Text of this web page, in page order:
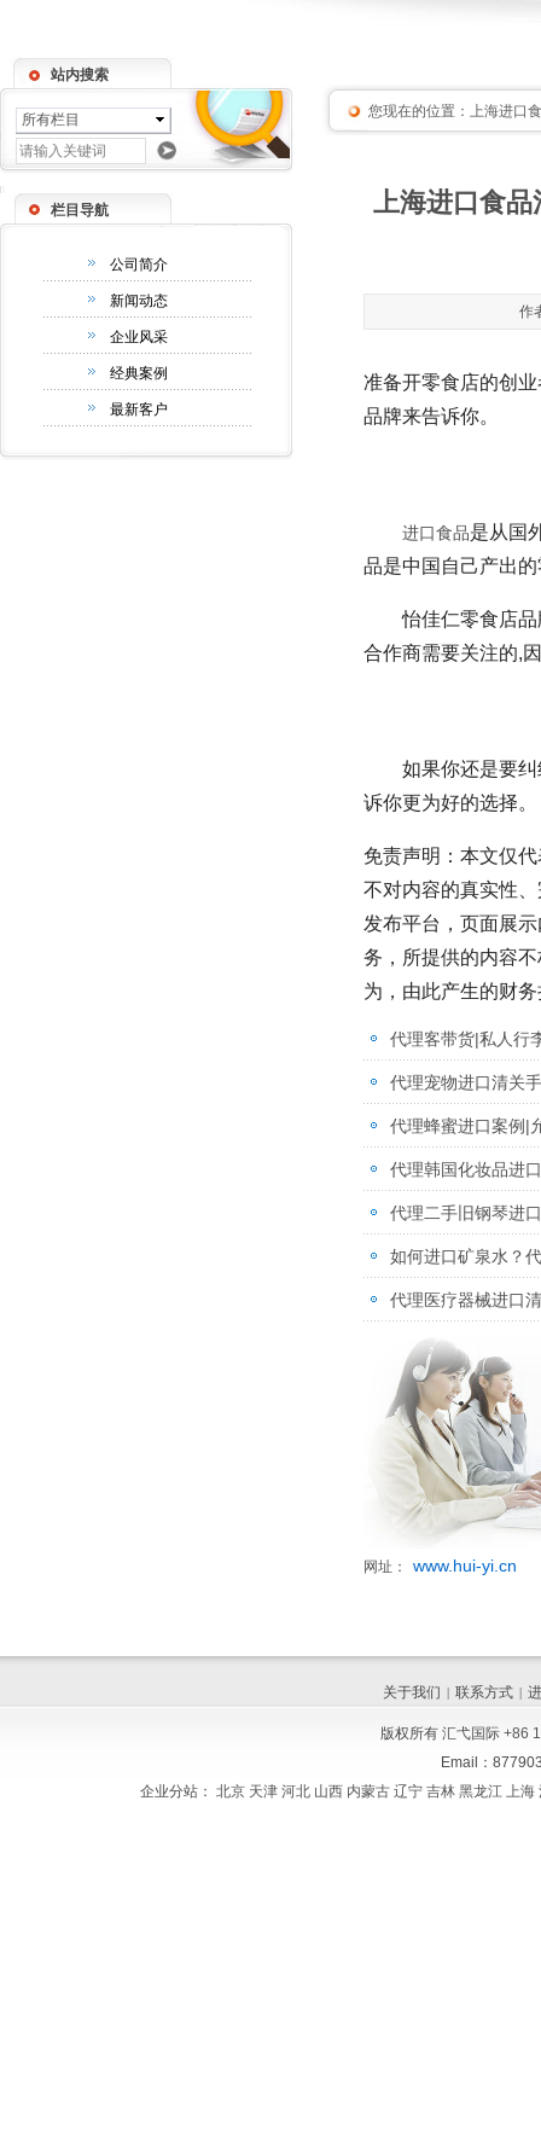
站内搜索
所有栏目
栏目导航
公司简介
新闻动态
企业风采
经典案例
最新客户
您现在的位置： 上海进口
上海进口食
作
准备开零食店的创
品牌来告诉你。
进口食品是从国
品是中国自己产出
怡佳仁零食店品
合作商需要关注的,
如果你还是要纠
诉你更为好的选择。
免责声明：本文仅
不对内容的真实性
发布平台，页面展
务，所提供的内容
为，由此产生的财
代理客带货|私人行
代理宠物进口清关
代理蜂蜜进口案例|
代理韩国化妆品进
代理二手旧钢琴进
如何进口矿泉水？
代理医疗器械进口
网址： www.hui-yi.cn
关于我们 | 联系方式 |
版权所有 汇弋国际 +86
Email：
企业分站： 北京 天津 河北 山西 内蒙古 辽宁 吉林 黑龙江 上海